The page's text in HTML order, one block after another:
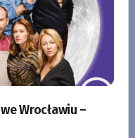
Wrocławiu –